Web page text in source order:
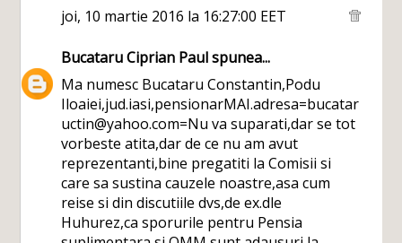
joi, 10 martie 2016 la 16:27:00 EET
Bucataru Ciprian Paulspunea...
Ma numesc Bucataru Constantin,Podu
Iloaiei,jud.iasi,pensionarMAI.adresa=bucatar
uctin@yahoo.com=Nu va suparati,dar se tot
vorbeste atita,dar de ce nu am avut
reprezentanti,bine pregatiti la Comisii si
care sa sustina cauzele noastre,asa cum
reise si din discutiile dvs,de ex.dle
Huhurez,ca sporurile pentru Pensia